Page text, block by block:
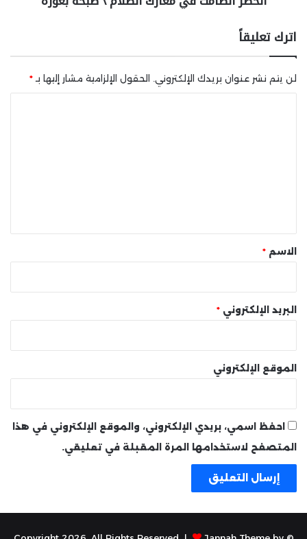
اترك تعليقاً
لن يتم نشر عنوان بريدك الإلكتروني. الحقول الإلزامية مشار إليها بـ *
* الاسم *
البريد الإلكتروني *
الموقع الإلكتروني
احفظ اسمي، بريدي الإلكتروني، والموقع الإلكتروني في هذا
المتصفح لاستخدامها المرة المقبلة في تعليقي.